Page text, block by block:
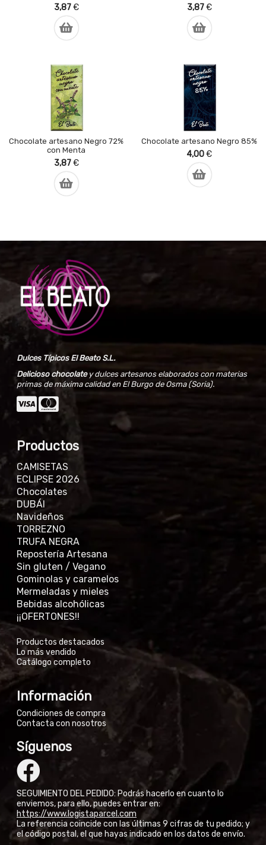
3,87€ 3,87€
Chocolate artesano Negro 72%
con Menta
3,87€
Chocolate artesano Negro 85%
4,00€
Dulces Típicos El Beato S.L.
Delicioso chocolatey dulces artesanos elaborados con materias
primas de máxima calidad en El Burgo de Osma (Soria).
Productos
CAMISETAS
ECLIPSE 2026
Chocolates
DUBÁI
Navideños
TORREZNO
TRUFA NEGRA
Repostería Artesana
Sin gluten / Vegano
Gominolas y caramelos
Mermeladas y mieles
Bebidas alcohólicas
¡¡OFERTONES!!
Productos destacados
Lo más vendido
Catálogo completo
Información
Condiciones de compra
Contacta con nosotros
Síguenos
SEGUIMIENTO DEL PEDIDO: Podrás hacerlo en cuanto lo
enviemos, para ello, puedes entrar en:
https://www.logistaparcel.com
La referencia coincide con las últimas 9 cifras de tu pedido; y
el código postal, el que hayas indicado en los datos de envío.